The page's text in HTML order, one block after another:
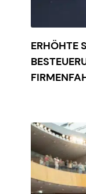
ERHÖHTE